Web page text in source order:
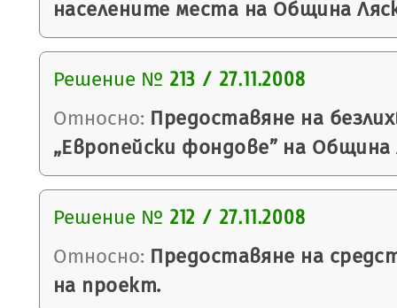
населените места на Община
Решение № 213 / 27.11.2008
Относно: Предоставяне на
„Европейски фондове” на Община
Решение № 212 / 27.11.2008
Относно: Предоставяне на
на проект.